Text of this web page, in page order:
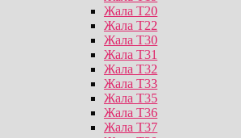
Жала T20
Жала T22
Жала T30
Жала T31
Жала T32
Жала T33
Жала T35
Жала T36
Жала T37